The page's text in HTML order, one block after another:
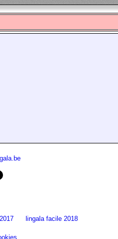
lingala facile 2018